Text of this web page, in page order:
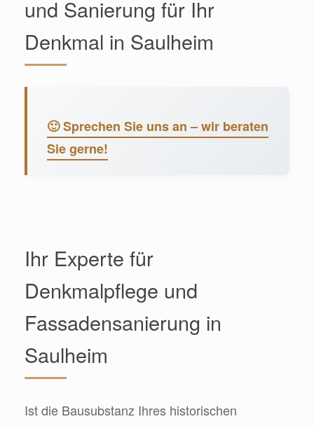
und Sanierung für Ihr
Denkmal in Saulheim
🙂 Sprechen Sie uns an – wir beraten
Sie gerne!
Ihr Experte für
Denkmalpflege und
Fassadensanierung in
Saulheim
Ist die Bausubstanz Ihres historischen